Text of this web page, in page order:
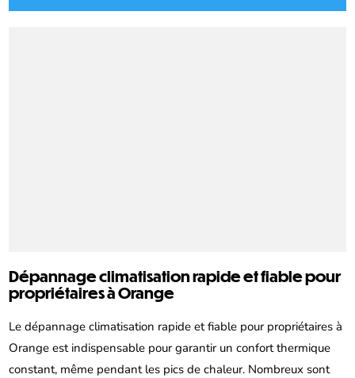
Dépannage climatisation rapide et fiable pour
propriétaires à Orange
Le dépannage climatisation rapide et fiable pour propriétaires à
Orange est indispensable pour garantir un confort thermique
constant, même pendant les pics de chaleur. Nombreux sont